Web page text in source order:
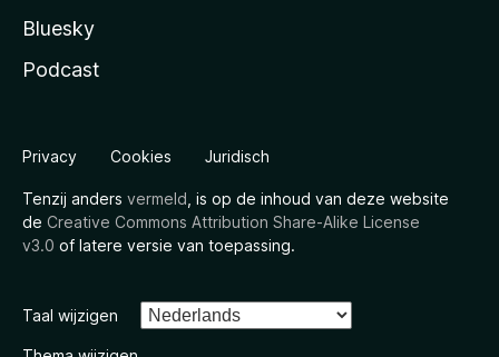
Bluesky
Podcast
Privacy Cookies Juridisch
Tenzij anders vermeld , is op de inhoud van deze website
de Creative Commons Attribution Share-Alike License
v3.0 of latere versie van toepassing.
Taal wijzigen